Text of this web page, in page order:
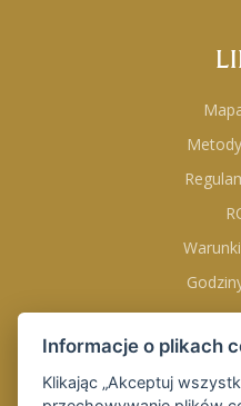
DOŁĄCZ
Informacje o plikach
Klikając „Akceptuj